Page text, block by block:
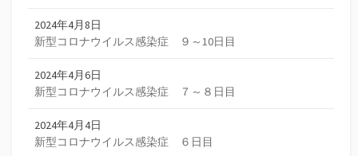
2024年4月8日
新型コロナウイルス感染症 ９～10日目
2024年4月6日
新型コロナウイルス感染症 ７～８日目
2024年4月4日
新型コロナウイルス感染症 ６日目